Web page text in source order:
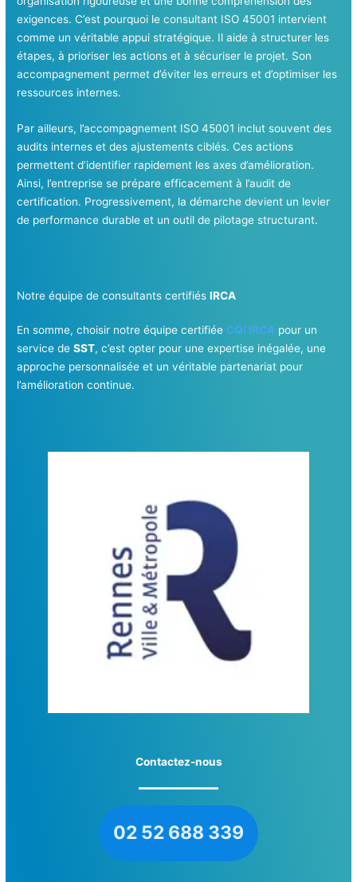
exigences. C’est pourquoi le consultant ISO 45001 intervient
comme un véritable appui stratégique. Il aide à structurer les
étapes, à prioriser les actions et à sécuriser le projet. Son
accompagnement permet d’éviter les erreurs et d’optimiser les
ressources internes.
Par ailleurs, l’accompagnement ISO 45001 inclut souvent des
audits internes et des ajustements ciblés. Ces actions
permettent d’identifier rapidement les axes d’amélioration.
Ainsi, l’entreprise se prépare efficacement à l’audit de
certification. Progressivement, la démarche devient un levier
de performance durable et un outil de pilotage structurant.
Notre équipe de consultants certifiésIRCA
En somme, choisir notre équipe certifiée CQI IRCA pour un
service deSST, c’est opter pour une expertise inégalée, une
approche personnalisée et un véritable partenariat pour
l’amélioration continue.
Contactez-nous
02 52 688 339